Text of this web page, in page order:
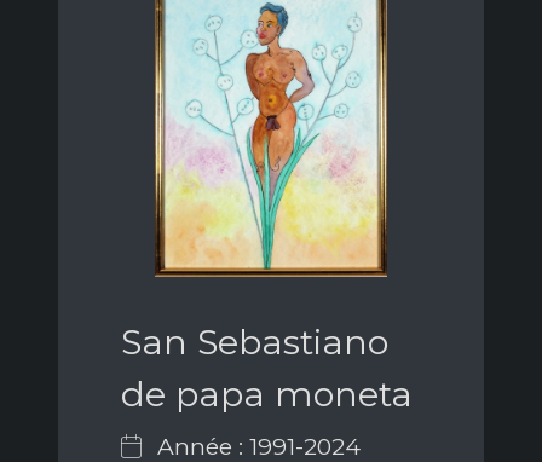
San Sebastiano
de papa moneta
Année : 1991-2024